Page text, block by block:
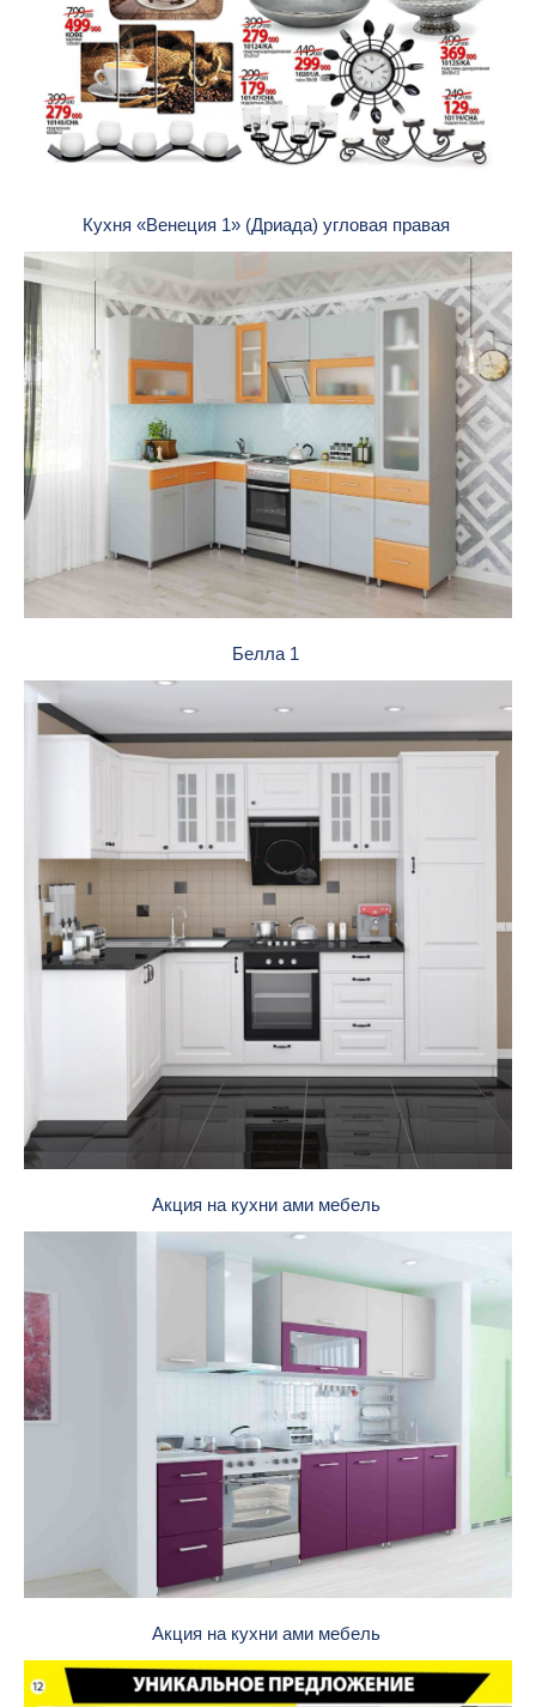
Кухня «Венеция 1» (Дриада) угловая правая
Белла 1
Акция на кухни ами мебель
Акция на кухни ами мебель